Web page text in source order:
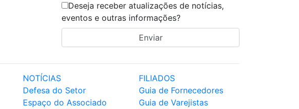
Deseja receber atualizações de notícias,
eventos e outras informações?
NOTÍCIAS
Defesa do Setor
Espaço do Associado
FILIADOS
Guia de Fornecedores
Guia de Varejistas